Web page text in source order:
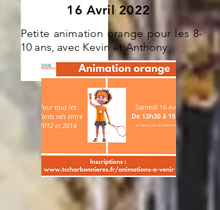
16 Avril 2022
Petite animation orange pour les 8-
10 ans, avec Kevin et Anthony